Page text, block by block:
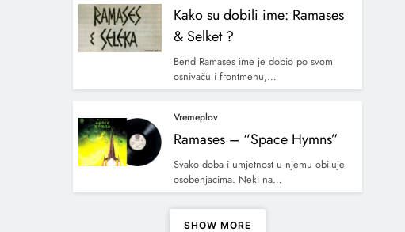
Kako su dobili ime: Ramases
& Selket ?
Bend Ramases ime je dobio po svom
osnivaču i frontmenu,…
Vremeplov
Ramases – “Space Hymns”
Svako doba i umjetnost u njemu obiluje
osobenjacima. Neki na…
SHOW MORE